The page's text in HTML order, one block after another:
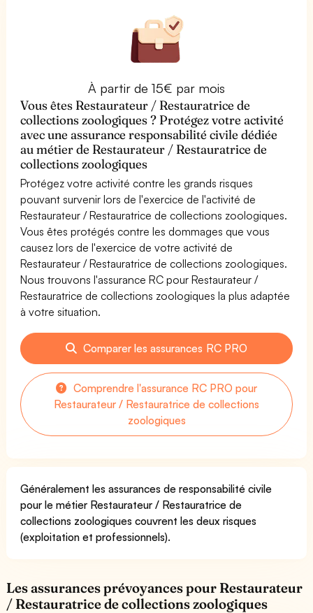
À partir de 15€ par mois
Vous êtes Restaurateur / Restauratrice de
collections zoologiques ? Protégez votre activité
avec une assurance responsabilité civile dédiée
au métier de Restaurateur / Restauratrice de
collections zoologiques
Protégez votre activité contre les grands risques
pouvant survenir lors de l'exercice de l'activité de
Restaurateur / Restauratrice de collections zoologiques.
Vous êtes protégés contre les dommages que vous
causez lors de l'exercice de votre activité de
Restaurateur / Restauratrice de collections zoologiques.
Nous trouvons l'assurance RC pour Restaurateur /
Restauratrice de collections zoologiques la plus adaptée
à votre situation.
Comparer les assurances RC PRO
Comprendre l'assurance RC PRO pour
Restaurateur / Restauratrice de collections
zoologiques
Généralement les assurances de responsabilité civile
pour le métier Restaurateur / Restauratrice de
collections zoologiques couvrent les deux risques
(exploitation et professionnels).
Les assurances prévoyances pour Restaurateur
/ Restauratrice de collections zoologiques